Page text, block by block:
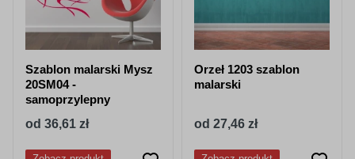
Szablon malarski Mysz
20SM04 -
samoprzylepny
od 36,61 zł
Orzeł 1203 szablon
malarski
od 27,46 zł